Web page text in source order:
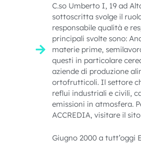
C.so Umberto I, 19 ad
sottoscritta svolge il
responsabile qualità e
principali svolte sono:
materie prime,
questi in particolare
aziende di produzione
ortofrutticoli. Il settore
reflui industriali e civili,
emissioni in atmosfera.
ACCREDIA, visitare il
Giugno 2000 a tutt’oggi